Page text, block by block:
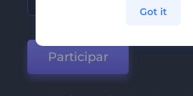
Participar
Got it